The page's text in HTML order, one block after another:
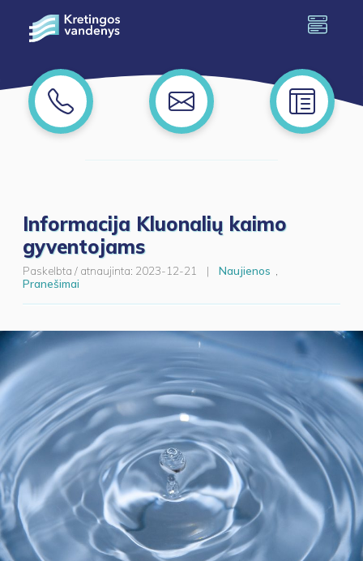
Informacija Kluonalių kaimo
gyventojams
Paskelbta / atnaujinta: 2023-12-21 | Naujienos
Pranešimai